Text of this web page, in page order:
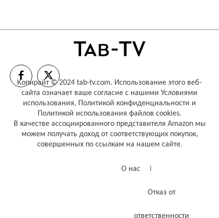
Копирайт © 2024 tab-tv.com. Использование этого веб-
сайта означает ваше согласие с нашими Условиями
использования, Политикой конфиденциальности и
Политикой использования файлов cookies.
В качестве ассоциированного представителя Amazon мы
можем получать доход от соответствующих покупок,
совершенных по ссылкам на нашем сайте.
О нас
Отказ от
ответственности